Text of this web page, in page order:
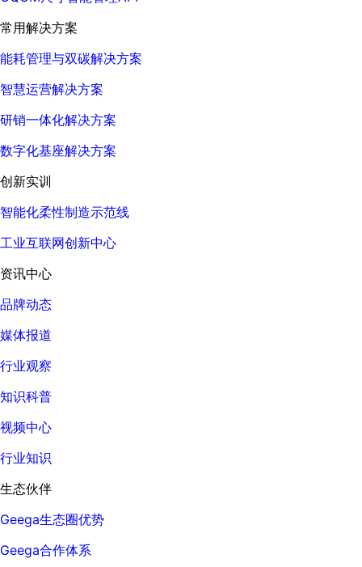
常用解决方案
能耗管理与双碳解决方案
智慧运营解决方案
研销一体化解决方案
数字化基座解决方案
创新实训
智能化柔性制造示范线
工业互联网创新中心
资讯中心
品牌动态
媒体报道
行业观察
知识科普
视频中心
行业知识
生态伙伴
Geega生态圈优势
Geega合作体系